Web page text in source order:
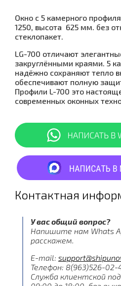
Окно с 5 камерного
1250, высота 625 мм. без
стеклопакет.
LG-700 отличают
закруглёнными краями. 5
надёжно сохраняют тепло
обеспечивают полную
Профили L-700 это
современных оконных
Контактная
У вас общий вопрос?
Напишите нам Whats
расскажем.
E-mail:
Телефон: 8(963)526-
Служба клиентской